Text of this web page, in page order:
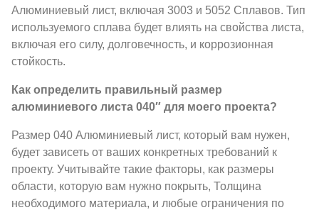
Алюминиевый лист, включая 3003 и 5052 Сплавов. Тип
используемого сплава будет влиять на свойства листа,
включая его силу, долговечность, и коррозионная
стойкость.
Как определить правильный размер
алюминиевого листа 040″ для моего проекта?
Размер 040 Алюминиевый лист, который вам нужен,
будет зависеть от ваших конкретных требований к
проекту. Учитывайте такие факторы, как размеры
области, которую вам нужно покрыть, Толщина
необходимого материала, и любые ограничения по